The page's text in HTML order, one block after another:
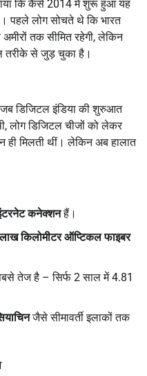
कि कैसे 2014 में शुरू हुआ यह
पहले लोग सोचते थे कि भारत
तक सीमित रहेगी, लेकिन
तरीके से जुड़ चुका है।
जब डिजिटल इंडिया की शुरुआत
लोग डिजिटल चीजों को लेकर
मिलती थीं। लेकिन अब हालात
कनेक्शनहैं।
लाख किलोमीटर ऑप्टिकल फाइबर
तेज है – सिर्फ 2 साल में 4.81
जैसे सीमावर्ती इलाकों तक